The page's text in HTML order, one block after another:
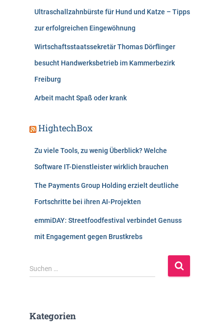
Ultraschallzahnbürste für Hund und Katze – Tipps
zur erfolgreichen Eingewöhnung
Wirtschaftsstaatssekretär Thomas Dörflinger
besucht Handwerksbetrieb im Kammerbezirk
Freiburg
Arbeit macht Spaß oder krank
HightechBox
Zu viele Tools, zu wenig Überblick? Welche
Software IT-Dienstleister wirklich brauchen
The Payments Group Holding erzielt deutliche
Fortschritte bei ihren AI-Projekten
emmiDAY: Streetfoodfestival verbindet Genuss
mit Engagement gegen Brustkrebs
S
u
n
Suchen …
Kategorien